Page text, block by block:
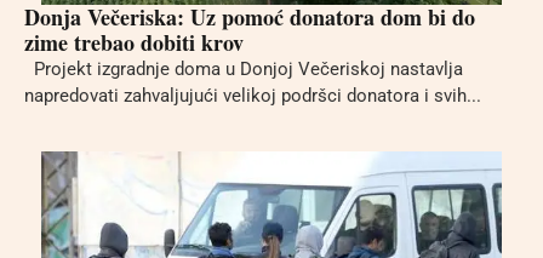
Donja Večeriska: Uz pomoć donatora dom bi do
zime trebao dobiti krov
Projekt izgradnje doma u Donjoj Večeriskoj nastavlja
napredovati zahvaljujući velikoj podršci donatora i svih...